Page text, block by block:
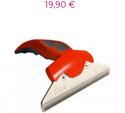
19,90 €